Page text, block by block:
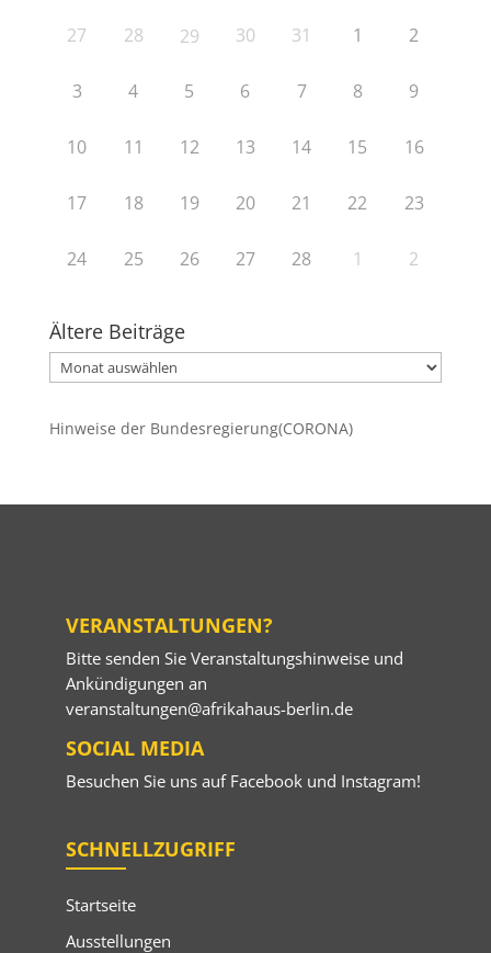
27 28 29 30 31 1 2
3 4 5 6 7 8 9
10 11 12 13 14 15 16
17 18 19 20 21 22 23
24 25 26 27 28 1 2
Ältere Beiträge
Ältere
Beiträge
Hinweise der Bundesregierung(CORONA)
VERANSTALTUNGEN?
Bitte senden Sie Veranstaltungshinweise und
Ankündigungen an
veranstaltungen@afrikahaus-berlin.de
SOCIAL MEDIA
Besuchen Sie uns auf Facebookund Instagram!
SCHNELLZUGRIFF
Startseite
Ausstellungen